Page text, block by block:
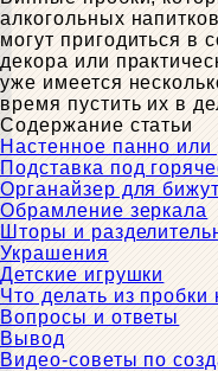
алкогольных
могут пригодиться в
декора или
уже имеется
время пустить их в
Содержание статьи
Настенное панно или
Подставка под
Органайзер для
Обрамление зеркала
Шторы и
Украшения
Детские игрушки
Что делать из пробки
Вопросы и ответы
Вывод
Видео-советы по